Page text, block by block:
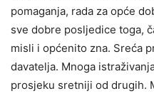
pomaganja, rada za opće
sve dobre posljedice toga,
misli i općenito zna. Sreća
davatelja. Mnoga
prosjeku sretniji od drugih.